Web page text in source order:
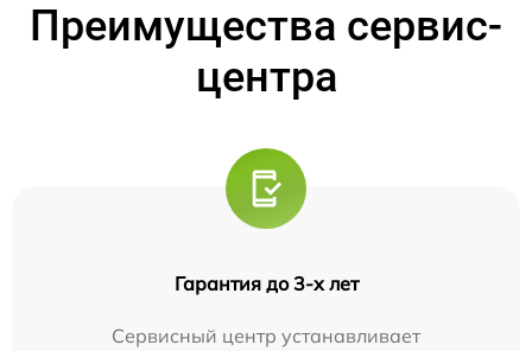
Преимущества сервис-
центра
Гарантия до 3-х лет
Сервисный центр устанавливает